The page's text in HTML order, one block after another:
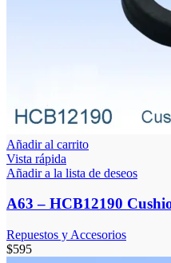
Añadir al carrito
Vista rápida
Añadir a la lista de deseos
A63 – HCB12190
Repuestos y Accesorios
$595